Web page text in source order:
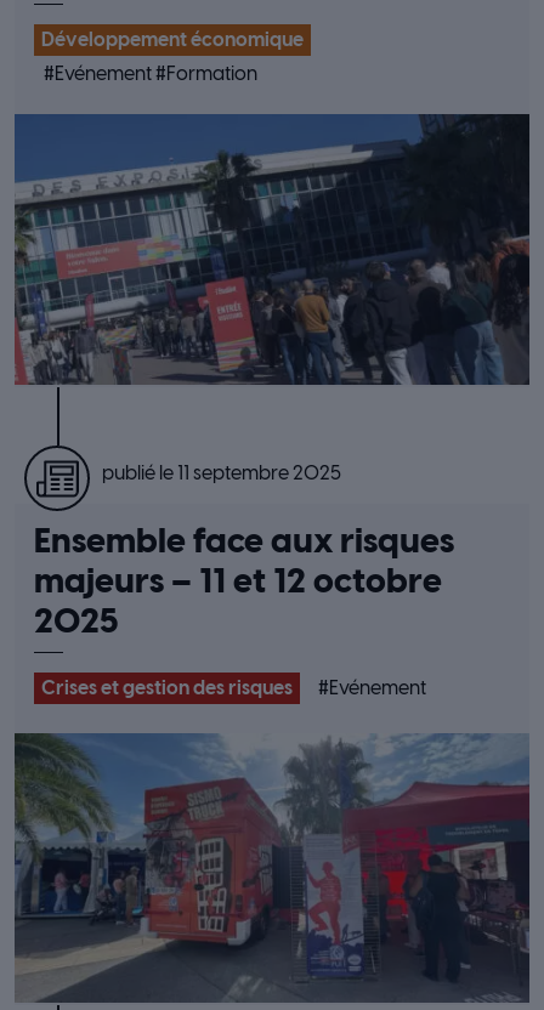
Développement économique
#Evénement#Formation
publié le 11 septembre 2025
Ensemble face aux risques
majeurs – 11 et 12 octobre
2025
Crises et gestion des risques #Evénement